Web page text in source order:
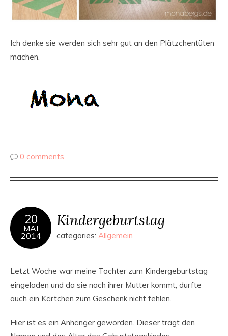
Ich denke sie werden sich sehr gut an den Plätzchentüten
machen.
0 comments
20
MAI
2014
Kindergeburtstag
categories: Allgemein
Letzt Woche war meine Tochter zum Kindergeburtstag
eingeladen und da sie nach ihrer Mutter kommt, durfte
auch ein Kärtchen zum Geschenk nicht fehlen.
Hier ist es ein Anhänger geworden. Dieser trägt den